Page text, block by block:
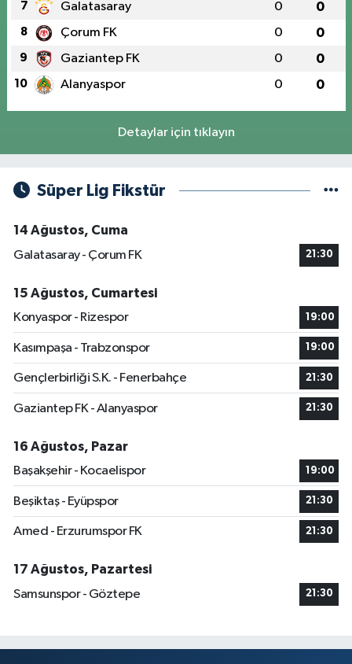
7 Galatasaray 0 0
8 Çorum FK 0 0
9 Gaziantep FK 0 0
10 Alanyaspor 0 0
Detaylar için tıklayın
Süper Lig Fikstür
14 Ağustos, Cuma
Galatasaray - Çorum FK
21:30
15 Ağustos, Cumartesi
Konyaspor - Rizespor
19:00
Kasımpaşa - Trabzonspor 19:00
Gençlerbirliği S.K. - Fenerbahçe 21:30
Gaziantep FK - Alanyaspor 21:30
16 Ağustos, Pazar
Başakşehir - Kocaelispor
19:00
Beşiktaş - Eyüpspor 21:30
Amed - Erzurumspor FK 21:30
17 Ağustos, Pazartesi
Samsunspor - Göztepe
21:30